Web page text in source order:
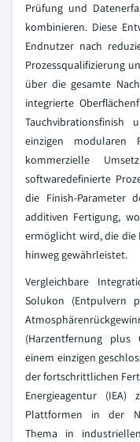
Prüfung und
kombinieren. Diese
Endnutzer nach
Prozessqualifizierung
über die gesamte
integrierte
Tauchvibrationsfinish
einzigen
kommerzielle
softwaredefinierte
die Finish-Parameter
additiven Fertigung,
ermöglicht wird, die die
hinweg gewährleistet.
Vergleichbare
Solukon (Entpulvern
(Harzentfernung plus
einem einzigen
der fortschrittlichen
Energieagentur
Plattformen in der
Thema in